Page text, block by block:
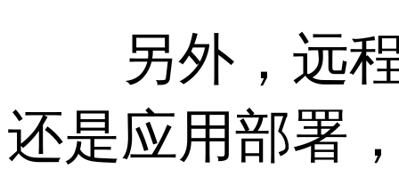
另外，远程
还是应用部署